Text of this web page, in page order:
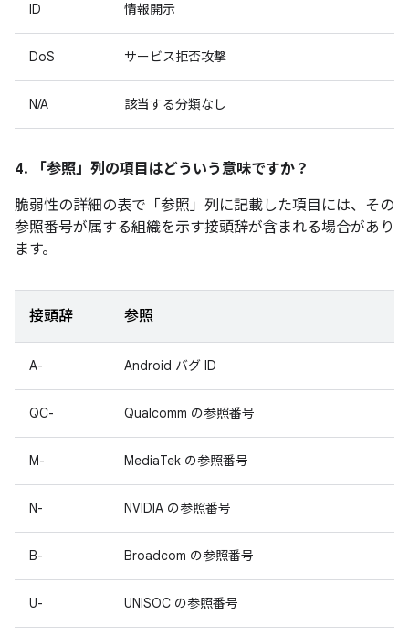
ID 情報開示
DoS サービス拒否攻撃
N/A 該当する分類なし
4. 「参照」 列の項目はどういう意味ですか？
脆弱性の詳細の表で「参照」 列に記載した項目には、その
参照番号が属する組織を示す接頭辞が含まれる場合があり
ます。
接頭辞 参照
A- Android バグ ID
QC- Qualcomm の参照番号
M- MediaTek の参照番号
N- NVIDIA の参照番号
B- Broadcom の参照番号
U- UNISOC の参照番号